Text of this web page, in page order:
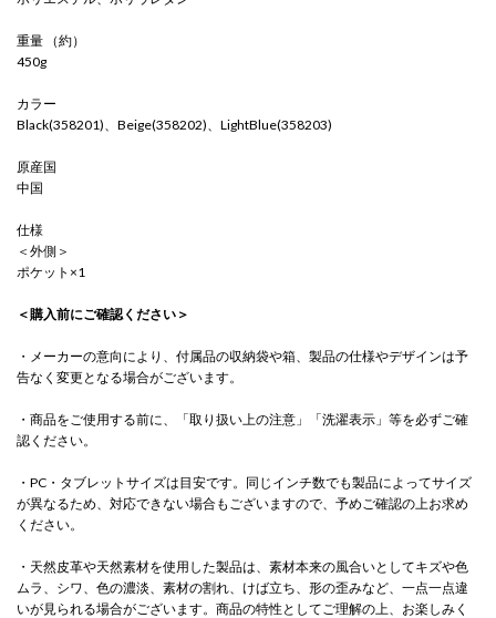
重量 （約）
450g
カラー
Black(358201)、Beige(358202)、LightBlue(358203)
原産国
中国
仕様
＜外側＞
ポケット×1
＜購入前にご確認ください＞
・メーカーの意向により、付属品の収納袋や箱、製品の仕様やデザインは予
告なく変更となる場合がございます。
・商品をご使用する前に、「取り扱い上の注意」「洗濯表示」等を必ずご確
認ください。
・PC・タブレットサイズは目安です。同じインチ数でも製品によってサイズ
が異なるため、対応できない場合もございますので、予めご確認の上お求め
ください。
・天然皮革や天然素材を使用した製品は、素材本来の風合いとしてキズや色
ムラ、シワ、色の濃淡、素材の割れ、けば立ち、形の歪みなど、一点一点違
いが見られる場合がございます。商品の特性としてご理解の上、お楽しみく